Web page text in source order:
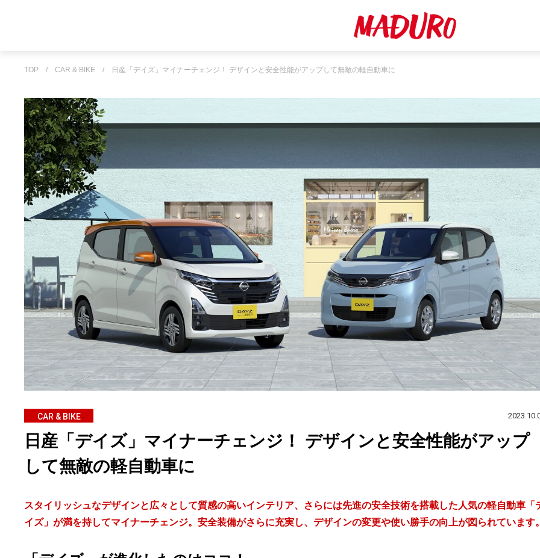
TOP / CAR & BIKE / 日産「デイズ」マイナーチェンジ！ デザインと安全性能がアップして無敵の軽自動車に
CAR & BIKE
日産「デイズ」マイナーチェンジ！ デザインと安全性能がアップ
して無敵の軽自動車に
スタイリッシュなデザインと広々として質感の高いインテリア、さらには先進の安全技術を搭載した人気の軽自動車「
イズ」が満を持してマイナーチェンジ。安全装備がさらに充実し、デザインの変更や使い勝手の向上が図られています